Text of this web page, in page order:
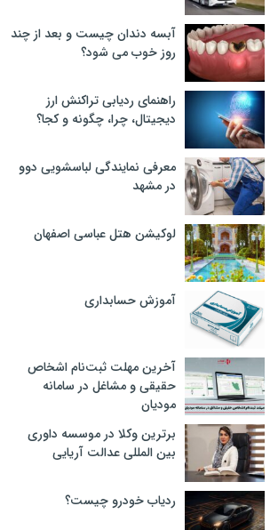
آبسه دندان چیست و بعد از چند
روز خوب می‌ شود؟
راهنمای ردیابی تراکنش ارز
دیجیتال، چرا، چگونه و کجا؟
معرفی نمایندگی لباسشویی دوو
در مشهد
لوکیشن هتل عباسی اصفهان
آموزش حسابداری
آخرین مهلت ثبت‌نام اشخاص
حقیقی و مشاغل در سامانه
مودیان
برترین وکلا در موسسه داوری
بین المللی عدالت آریایی
ردیاب خودرو چیست؟